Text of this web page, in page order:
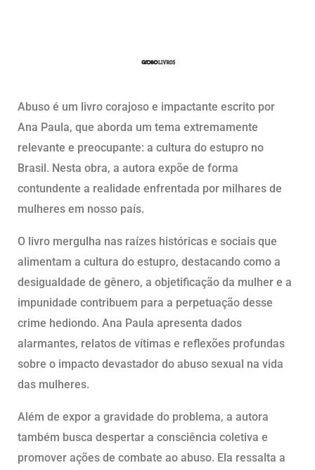
Abuso é um livro corajoso e impactante escrito por
Ana Paula, que aborda um tema extremamente
relevante e preocupante: a cultura do estupro no
Brasil. Nesta obra, a autora expõe de forma
contundente a realidade enfrentada por milhares de
mulheres em nosso país.
O livro mergulha nas raízes históricas e sociais que
alimentam a cultura do estupro, destacando como a
desigualdade de gênero, a objetificação da mulher e a
impunidade contribuem para a perpetuação desse
crime hediondo. Ana Paula apresenta dados
alarmantes, relatos de vítimas e reflexões profundas
sobre o impacto devastador do abuso sexual na vida
das mulheres.
Além de expor a gravidade do problema, a autora
também busca despertar a consciência coletiva e
promover ações de combate ao abuso. Ela ressalta a